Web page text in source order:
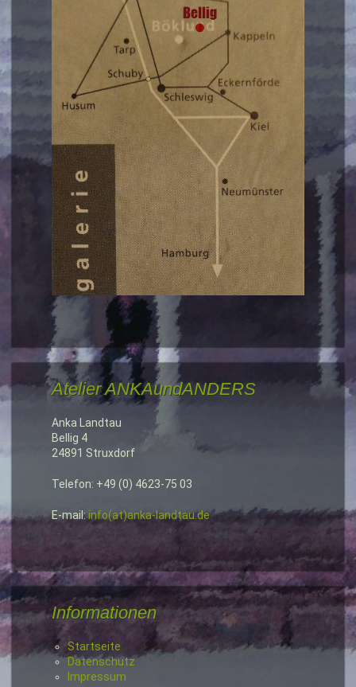
Atelier ANKAundANDERS
Anka Landtau
Bellig 4
24891 Struxdorf
Telefon: +49 (0) 4623-75 03
E-mail:info(at)anka-landtau.de
Informationen
Startseite
Datenschutz
Impressum